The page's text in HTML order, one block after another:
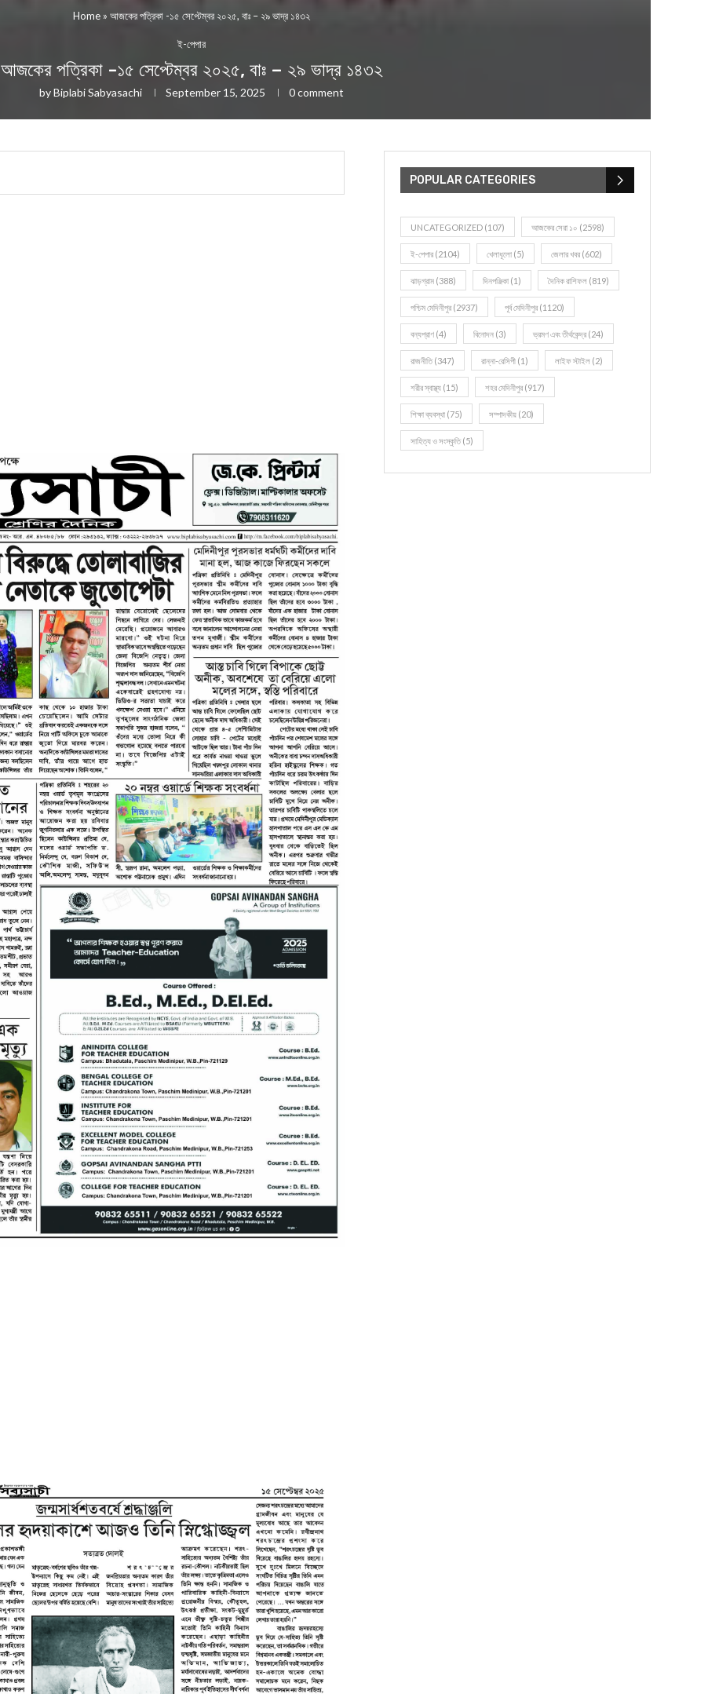
Home » আজকের পত্রিকা -১৫ সেপ্টেম্বর ২০২৫, বাঃ – ২৯ ভাদ্র ১৪৩২
ই-পেপার
আজকের পত্রিকা -১৫ সেপ্টেম্বর ২০২৫, বাঃ – ২৯ ভাদ্র ১৪৩২
byBiplabi Sabyasachi September 15, 2025 0 comment
POPULAR CATEGORIES
UNCATEGORIZED (107) আজকের সেরা ১০ (2598)
ই-পেপার (2104) খেলাধূলো (5) জেলার খবর (602)
ঝাড়গ্রাম (388) দিনপঞ্জিকা (1) দৈনিক রাশিফল (819)
পশ্চিম মেদিনীপুর (2937) পূর্ব মেদিনীপুর (1120)
বন্যপ্রাণ (4) বিনোদন (3) ভ্রমণ এবং তীর্থকেন্দ্র (24)
রাজনীতি(347) রান্না-রেসিপী (1) লাইফ স্টাইল (2)
শরীর স্বাস্থ্য (15) শহর মেদিনীপুর (917)
শিক্ষা ব্যবস্থা (75) সম্পাদকীয় (20)
সাহিত্য ও সংস্কৃতি(5)